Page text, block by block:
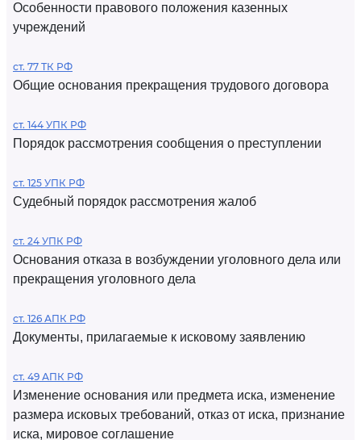
Особенности правового положения казенных
учреждений
ст. 77 ТК РФ
Общие основания прекращения трудового договора
ст. 144 УПК РФ
Порядок рассмотрения сообщения о преступлении
ст. 125 УПК РФ
Судебный порядок рассмотрения жалоб
ст. 24 УПК РФ
Основания отказа в возбуждении уголовного дела или
прекращения уголовного дела
ст. 126 АПК РФ
Документы, прилагаемые к исковому заявлению
ст. 49 АПК РФ
Изменение основания или предмета иска, изменение
размера исковых требований, отказ от иска, признание
иска, мировое соглашение